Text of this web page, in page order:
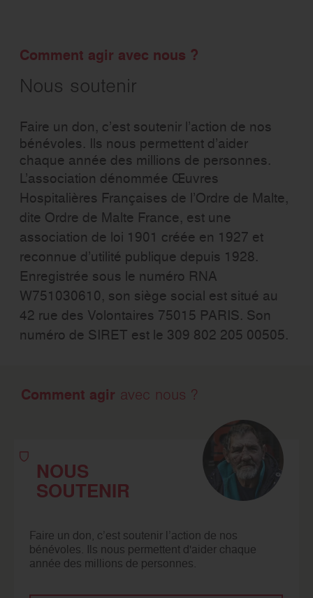
Comment agir avec nous ?
Nous soutenir
Faire un don, c’est soutenir l’action de nos
bénévoles. Ils nous permettent d’aider
chaque année des millions de personnes.
L’association dénommée Œuvres
Hospitalières Françaises de l’Ordre de Malte,
dite Ordre de Malte France, est une
association de loi 1901 créée en 1927 et
reconnue d’utilité publique depuis 1928.
Enregistrée sous le numéro RNA
W751030610, son siège social est situé au
42 rue des Volontaires 75015 PARIS. Son
numéro de SIRET est le 309 802 205 00505.
Comment agir avec nous ?
NOUS
SOUTENIR
Faire un don, c’est soutenir l’action de nos
bénévoles. Ils nous permettent d'aider chaque
année des millions de personnes.